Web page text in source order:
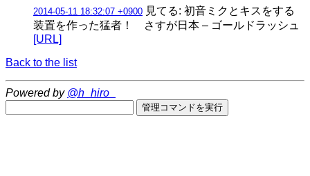
2014-05-11 18:32:07 +0900 見てる: 初音ミクとキスをする
装置を作った猛者！ さすが日本 – ゴールドラッシュ
[URL]
Back to the list
Powered by @h_hiro_